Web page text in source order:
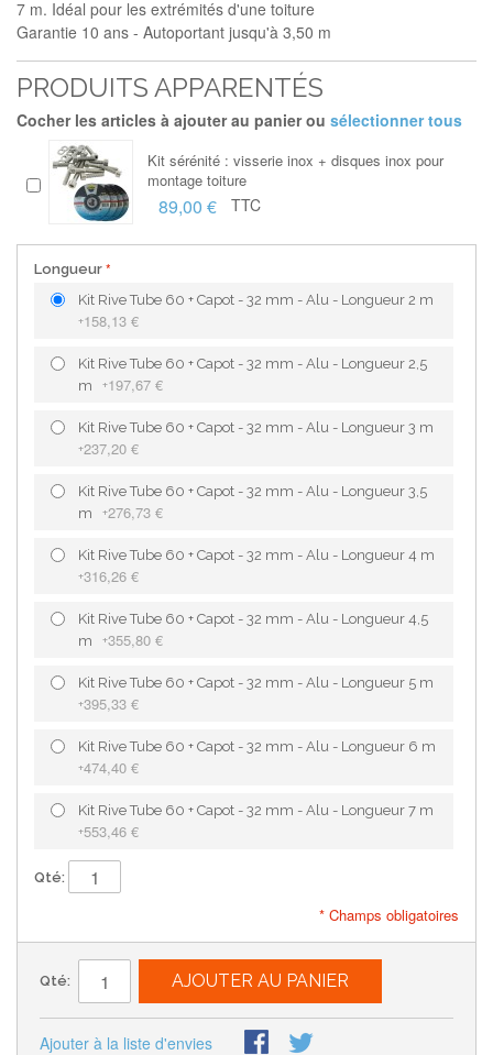
7 m. Idéal pour les extrémités d'une toiture
Garantie 10 ans - Autoportant jusqu'à 3,50 m
PRODUITS APPARENTÉS
Cocher les articles à ajouter au panier ou sélectionner tous
Kit sérénité : visserie inox + disques inox pour
montage toiture
89,00 € TTC
Longueur
Kit Rive Tube 60 + Capot - 32 mm - Alu - Longueur 2 m
+158,13 €
Kit Rive Tube 60 + Capot - 32 mm - Alu - Longueur 2,5
m +197,67 €
Kit Rive Tube 60 + Capot - 32 mm - Alu - Longueur 3 m
+237,20 €
Kit Rive Tube 60 + Capot - 32 mm - Alu - Longueur 3,5
m +276,73 €
Kit Rive Tube 60 + Capot - 32 mm - Alu - Longueur 4 m
+316,26 €
Kit Rive Tube 60 + Capot - 32 mm - Alu - Longueur 4,5
m +355,80 €
Kit Rive Tube 60 + Capot - 32 mm - Alu - Longueur 5 m
+395,33 €
Kit Rive Tube 60 + Capot - 32 mm - Alu - Longueur 6 m
+474,40 €
Kit Rive Tube 60 + Capot - 32 mm - Alu - Longueur 7 m
+553,46 €
Qté:
* Champs obligatoires
Qté: AJOUTER AU PANIER
Ajouter à la liste d'envies